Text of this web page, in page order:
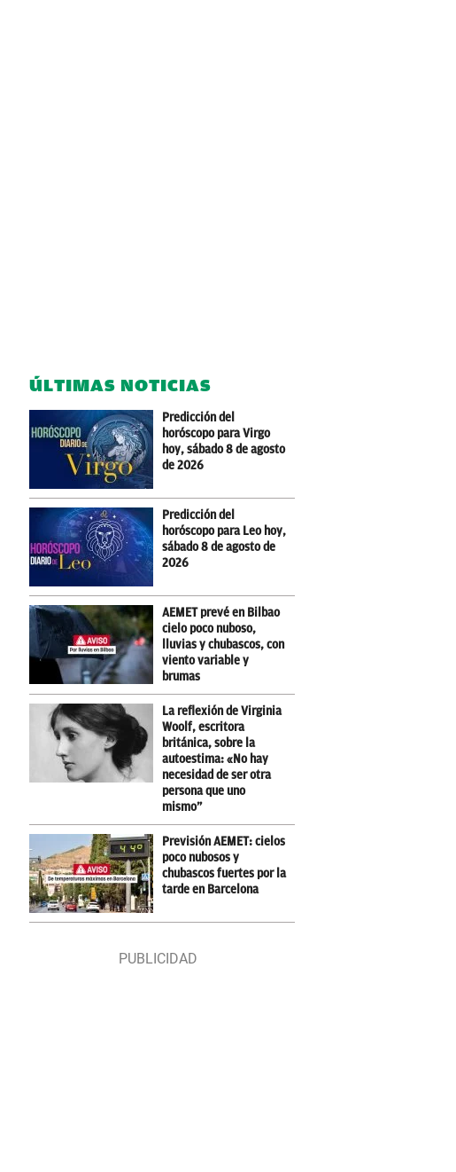
ÚLTIMAS NOTICIAS
Predicción del
horóscopo para Virgo
hoy, sábado 8 de agosto
de 2026
Predicción del
horóscopo para Leo hoy,
sábado 8 de agosto de
2026
AEMET prevé en Bilbao
cielo poco nuboso,
lluvias y chubascos, con
viento variable y
brumas
La reflexión de Virginia
Woolf, escritora
británica, sobre la
autoestima: «No hay
necesidad de ser otra
persona que uno
mismo”
Previsión AEMET: cielos
poco nubosos y
chubascos fuertes por la
tarde en Barcelona